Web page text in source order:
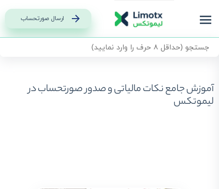
ارسال صورتحساب
آموزش جامع نکات مالیاتی و صدور صورتحساب در
لیموتکس